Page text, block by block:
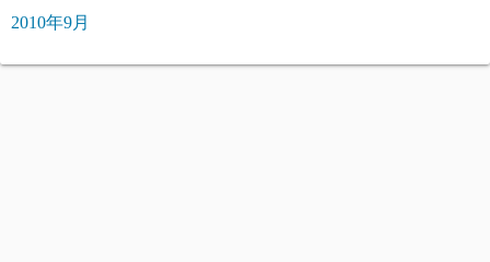
2010年9月